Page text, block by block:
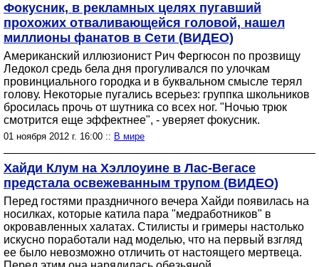
Фокусник, в рекламных целях пугавший
прохожих отваливающейся головой, нашел
миллионы фанатов в Сети (ВИДЕО)
Американский иллюзионист Рич Фергюсон по прозвищу
Ледокол средь бела дня прогуливался по улочкам
провинциального городка и в буквальном смысле терял
голову. Некоторые пугались всерьез: группка школьников
бросилась прочь от шутника со всех ног. "Ночью трюк
смотрится еще эффектнее", - уверяет фокусник.
01 ноября 2012 г. 16:00 :: В мире
Хайди Клум на Хэллоуине в Лас-Вегасе
предстала освежеванным трупом (ВИДЕО)
Перед гостями праздничного вечера Хайди появилась на
носилках, которые катила пара "медработников" в
окровавленных халатах. Стилисты и гримеры настолько
искусно поработали над моделью, что на первый взгляд
ее было невозможно отличить от настоящего мертвеца.